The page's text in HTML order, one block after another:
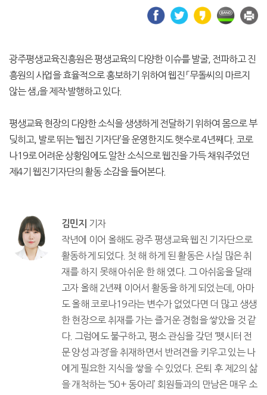
광주평생교육진흥원은 평생교육의 다양한 이슈를 발굴, 전파하고 진
흥원의 사업을 효율적으로 홍보하기 위하여 웹진 「무돌씨의 마르지
않는 샘」을 제작·발행하고 있다.
평생교육 현장의 다양한 소식을 생생하게 전달하기 위하여 몸으로 부
딪히고, 발로 뛰는 ‘웹진 기자단’을 운영한지도 햇수로 4년째다. 코로
나19로 어려운 상황임에도 알찬 소식으로 웹진을 가득 채워주었던
제4기 웹진기자단의 활동 소감을 들어본다.
김민지 기자
작년에 이어 올해도 광주 평생교육 웹진 기자단으로
활동하게 되었다. 첫 해 하게 된 활동은 사실 많은 취
재를 하지 못해 아쉬운 한 해 였다. 그 아쉬움을 달래
고자 올해 2년째 이어서 활동을 하게 되었는데, 아마
도 올해 코로나19라는 변수가 없었다면 더 많고 생생
한 현장으로 취재를 가는 즐거운 경험을 쌓았을 것 같
다. 그럼에도 불구하고, 평소 관심을 갖던 ‘펫시터 전
문 양성 과정’을 취재하면서 반려견을 키우고 있는 나
에게 필요한 지식을 쌓을 수 있었다. 은퇴 후 제2의 삶
을 개척하는 ‘50+ 동아리’ 회원들과의 만남은 매우 소